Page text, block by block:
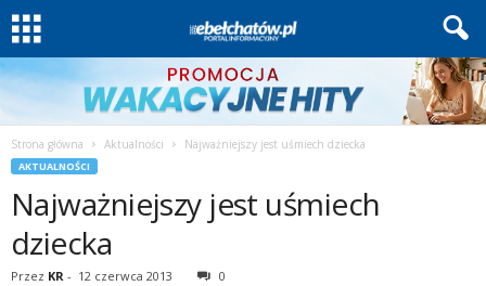
Strona główna Aktualności Najważniejszy jest uśmiech dziecka
AKTUALNOŚCI
Najważniejszy jest uśmiech
dziecka
Przez KR - 12 czerwca 2013 0